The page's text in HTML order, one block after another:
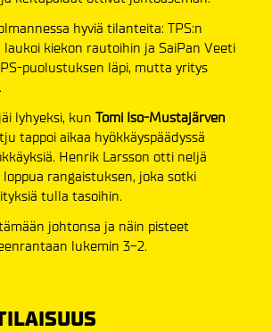
hyviä tilanteita: TPS:n
laukoi kiekon rautoihin ja SaiPan Veeti
puolustuksen läpi, mutta yritys
lyhyeksi, kun Tomi Iso-Mustajärven
tappoi aikaa hyökkäyspäädyssä
Henrik Larsson otti neljä
rangaistuksen, joka sotki
tulla tasoihin.
johtonsa ja näin pisteet
lukemin 3-2.